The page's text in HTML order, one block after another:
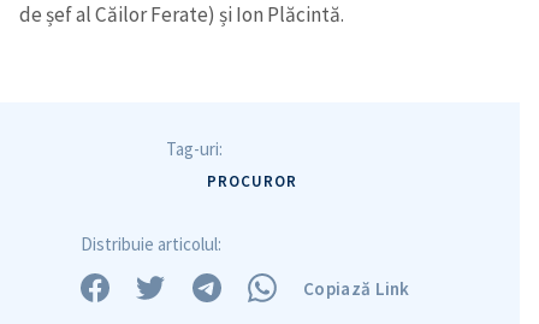
de șef al Căilor Ferate) și Ion Plăcintă.
Tag-uri:
PROCUROR
Distribuie articolul:
Copiază Link